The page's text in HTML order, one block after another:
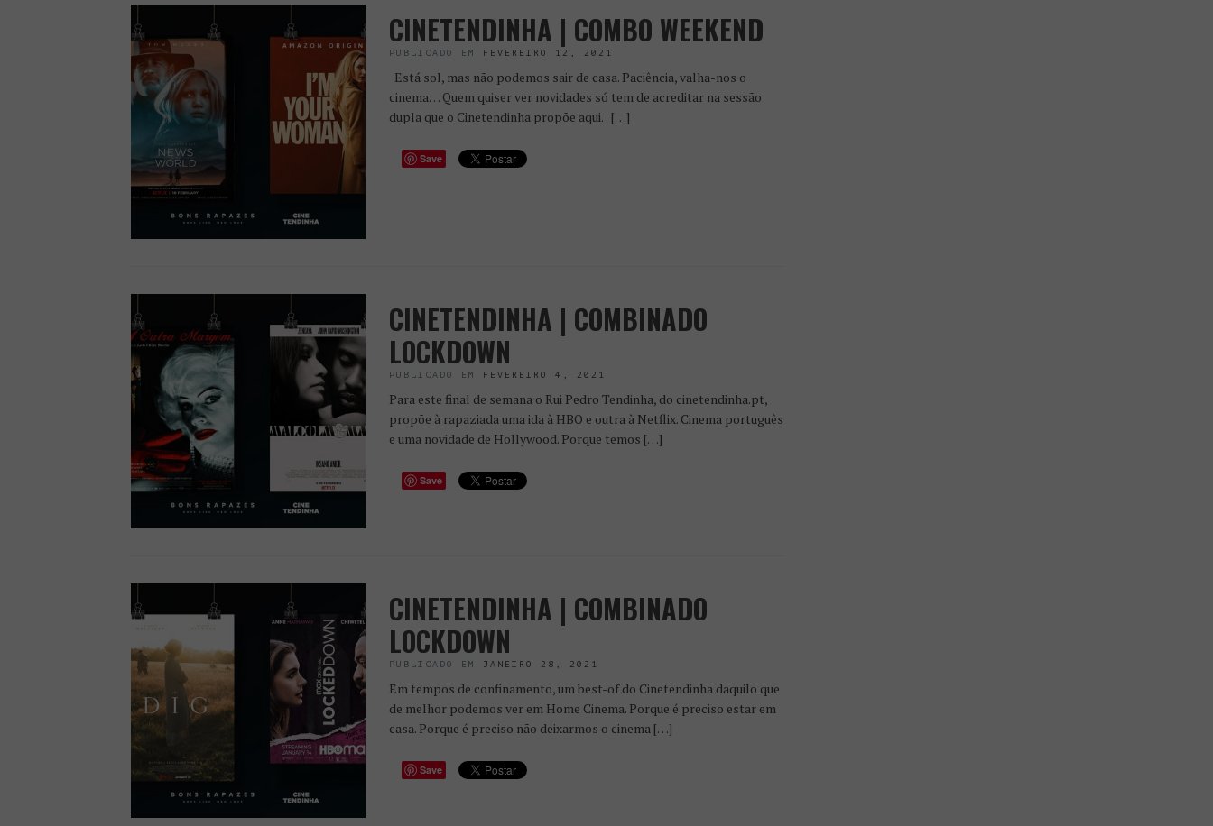
CINETENDINHA | COMBO WEEKEND
PUBLICADO EM FEVEREIRO 12, 2021
Está sol, mas não podemos sair de casa. Paciência, valha-nos o
cinema… Quem quiser ver novidades só tem de acreditar na sessão
dupla que o Cinetendinha propõe aqui. […]
Save
CINETENDINHA | COMBINADO
LOCKDOWN
PUBLICADO EM FEVEREIRO 4, 2021
Para este final de semana o Rui Pedro Tendinha, do cinetendinha.pt,
propõe à rapaziada uma ida à HBO e outra à Netflix. Cinema português
e uma novidade de Hollywood. Porque temos […]
Save
CINETENDINHA | COMBINADO
LOCKDOWN
PUBLICADO EM JANEIRO 28, 2021
Em tempos de confinamento, um best-of do Cinetendinha daquilo que
de melhor podemos ver em Home Cinema. Porque é preciso estar em
casa. Porque é preciso não deixarmos o cinema […]
Save